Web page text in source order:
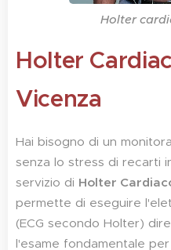
Holter
Holter
Vicenza
Hai bisogno di un
senza lo stress di recarti
servizio di Holter
permette di eseguire
(ECG secondo Holter)
l'esame fondamentale